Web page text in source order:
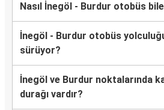
Nasıl İnegöl - Burdur otobüs
İnegöl - Burdur otobüs
sürüyor?
İnegöl ve Burdur noktalarında
durağı vardır?